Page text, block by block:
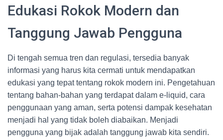
Edukasi Rokok Modern dan
Tanggung Jawab Pengguna
Di tengah semua tren dan regulasi, tersedia banyak
informasi yang harus kita cermati untuk mendapatkan
edukasi yang tepat tentang rokok modern ini. Pengetahuan
tentang bahan-bahan yang terdapat dalam e-liquid, cara
penggunaan yang aman, serta potensi dampak kesehatan
menjadi hal yang tidak boleh diabaikan. Menjadi
pengguna yang bijak adalah tanggung jawab kita sendiri.